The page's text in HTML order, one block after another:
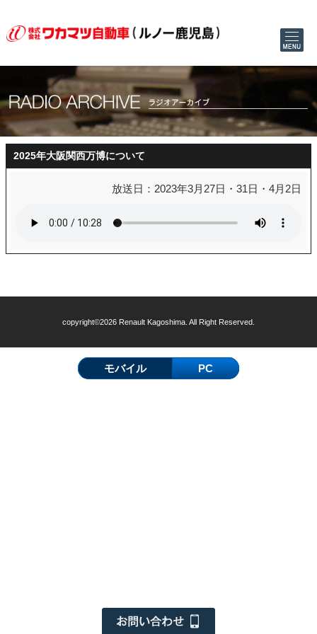
2025年大阪関西万博について
放送日：2023年3月27日・31日・4月2日
copyright©2026 Renault Kagoshima. All Right Reserved.
モバイル PC